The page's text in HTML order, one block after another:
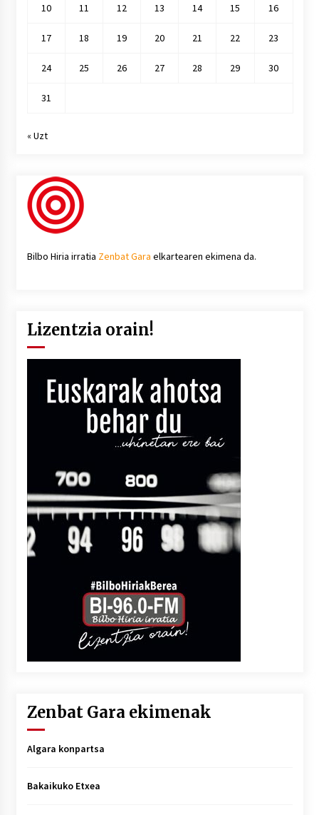
10 11 12 13 14 15 16
17 18 19 20 21 22 23
24 25 26 27 28 29 30
31
« Uzt
Bilbo Hiria irratia Zenbat Gara elkartearen ekimena da.
Lizentzia orain!
Zenbat Gara ekimenak
Algara konpartsa
Bakaikuko Etxea